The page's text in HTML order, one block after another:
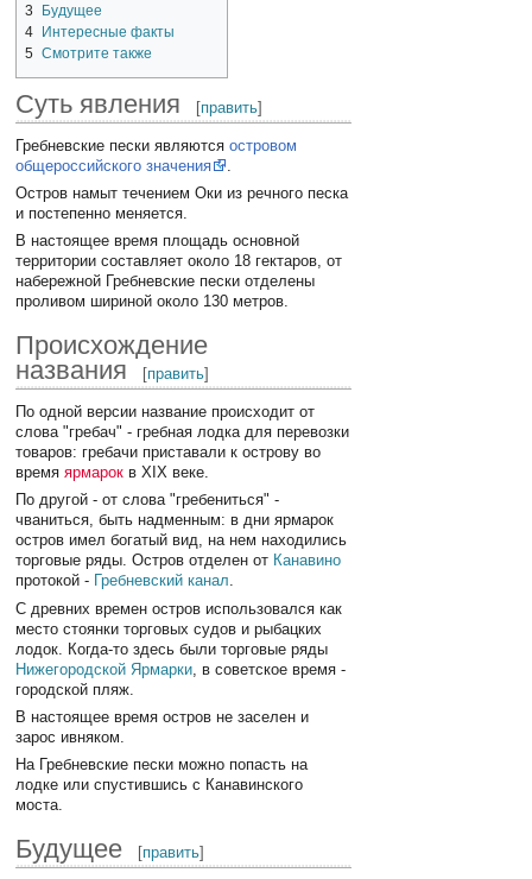
3
Будущее
4
Интересные факты
5 Смотрите также
Суть явления [править]
Гребневские пески являютсяостровом
общероссийского значения
Остров намыт течением Оки из речного песка
и постепенно меняется.
В настоящее время площадь основной
территории составляет около 18 гектаров, от
набережной Гребневские пески отделены
проливом шириной около 130 метров.
Происхождение
названия
[править]
По одной версии название происходит от
слова "гребач" - гребная лодка для перевозки
товаров: гребачи приставали к острову во
времяярмарок в XIX веке.
По другой - от слова "гребениться" -
чваниться, быть надменным: в дни ярмарок
остров имел богатый вид, на нем находились
торговые ряды. Остров отделен от Канавино
протокой - Гребневский канал.
С древних времен остров использовался как
место стоянки торговых судов и рыбацких
лодок. Когда-то здесь были торговые ряды
Нижегородской Ярмарки , в советское время -
городской пляж.
В настоящее время остров не заселен и
зарос ивняком.
На Гребневские пески можно попасть на
лодке или спустившись с Канавинского
моста.
Будущее [править]